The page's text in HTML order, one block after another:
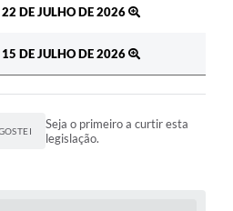
DE JULHO DE 2026
DE JULHO DE 2026
Seja o primeiro a curtir esta
legislação.